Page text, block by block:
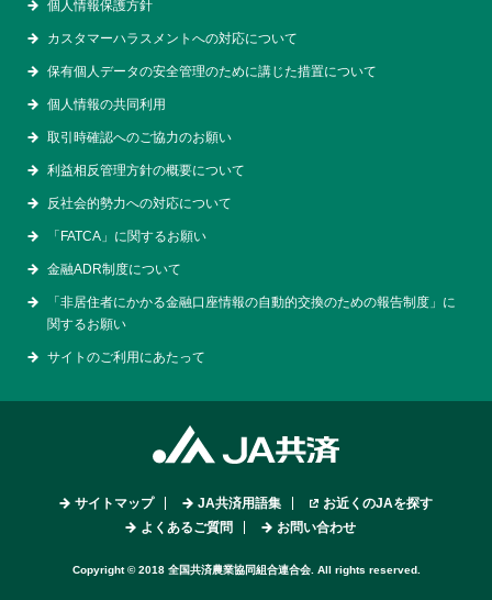
個人情報保護方針
カスタマーハラスメントへの対応について
保有個人データの安全管理のために講じた措置について
個人情報の共同利用
取引時確認へのご協力のお願い
利益相反管理方針の概要について
反社会的勢力への対応について
「FATCA」に関するお願い
金融ADR制度について
「非居住者にかかる金融口座情報の自動的交換のための報告制度」に
関するお願い
サイトのご利用にあたって
サイトマップ JA共済用語集
お近くのJAを探す
よくあるご質問
お問い合わせ
Copyright © 2018 全国共済農業協同組合連合会. All rights reserved.